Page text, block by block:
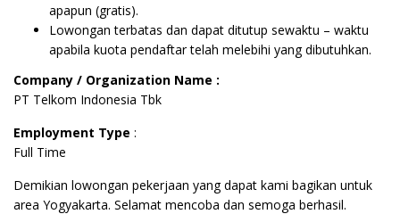
apapun (gratis).
Lowongan terbatas dan dapat ditutup sewaktu – waktu
apabila kuota pendaftar telah melebihi yang dibutuhkan.
Company / Organization Name :
PT Telkom Indonesia Tbk
Employment Type :
Full Time
Demikian lowongan pekerjaan yang dapat kami bagikan untuk
area Yogyakarta. Selamat mencoba dan semoga berhasil.